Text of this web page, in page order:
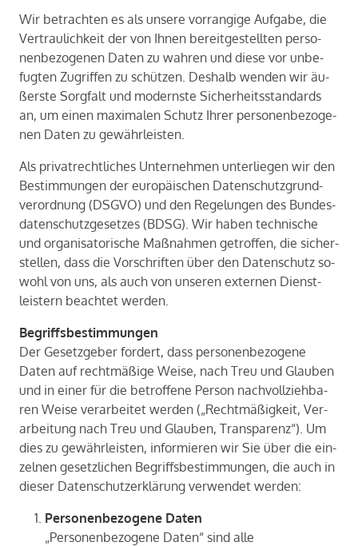
Wir be­trach­ten es als un­se­re vor­ran­gi­ge Auf­ga­be, die
Ver­trau­lich­keit der von Ihnen be­reit­ge­stell­ten per­so­
nen­be­zo­ge­nen Daten zu wah­ren und diese vor un­be­
fug­ten Zu­grif­fen zu schüt­zen. Des­halb wen­den wir äu­
ßers­te Sorg­falt und mo­derns­te Si­cher­heits­stan­dards
an, um einen ma­xi­ma­len Schutz Ihrer per­so­nen­be­zo­ge­
nen Daten zu ge­währ­leis­ten.
Als pri­vat­recht­li­ches Un­ter­neh­men un­ter­lie­gen wir den
Be­stim­mun­gen der eu­ro­päi­schen Da­ten­schutz­grund­
ver­ord­nung (DSGVO) und den Re­ge­lun­gen des Bun­des­
da­ten­schutz­ge­set­zes (BDSG). Wir haben tech­ni­sche
und or­ga­ni­sa­to­ri­sche Maß­nah­men ge­trof­fen, die si­cher­
stel­len, dass die Vor­schrif­ten über den Da­ten­schutz so­
wohl von uns, als auch von un­se­ren ex­ter­nen Dienst­
leis­tern be­ach­tet wer­den.
Be­griffs­be­stim­mun­gen
Der Ge­setz­ge­ber for­dert, dass per­so­nen­be­zo­ge­ne
Daten auf recht­mä­ßi­ge Weise, nach Treu und Glau­ben
und in einer für die be­trof­fe­ne Per­son nach­voll­zieh­ba­
ren Weise ver­ar­bei­tet wer­den („Recht­mä­ßig­keit, Ver­
ar­bei­tung nach Treu und Glau­ben, Trans­pa­renz“). Um
dies zu ge­währ­leis­ten, in­for­mie­ren wir Sie über die ein­
zel­nen ge­setz­li­chen Be­griffs­be­stim­mun­gen, die auch in
die­ser Da­ten­schutz­er­klä­rung ver­wen­det wer­den:
Personenbezogene Daten
„Personenbezogene Daten“ sind alle